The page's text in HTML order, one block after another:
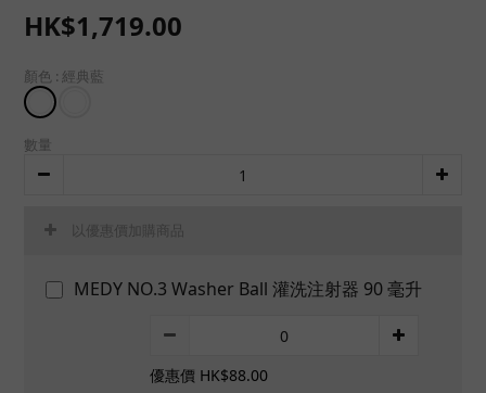
HK$1,719.00
顏色 : 經典藍
數量
以優惠價加購商品
MEDY NO.3 Washer Ball 灌洗注射器 90 毫升
優惠價 HK$88.00